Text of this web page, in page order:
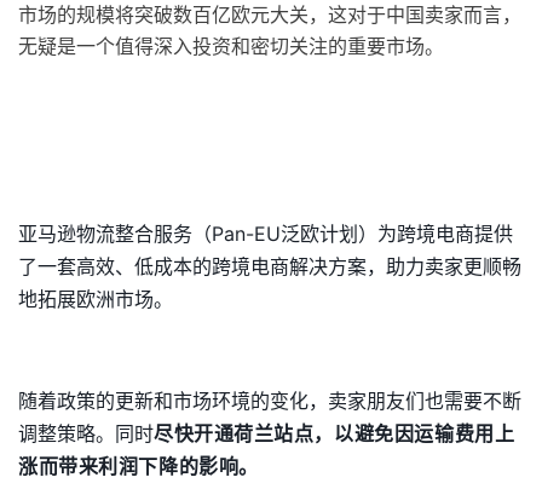
市场的规模将突破数百亿欧元大关，这对于中国卖家而言，
无疑是一个值得深入投资和密切关注的重要市场。
亚马逊物流整合服务（Pan-EU泛欧计划）为跨境电商提供
了一套高效、低成本的跨境电商解决方案，助力卖家更顺畅
地拓展欧洲市场。
随着政策的更新和市场环境的变化，卖家朋友们也需要不断
调整策略。同时尽快开通荷兰站点，以避免因运输费用上
涨而带来利润下降的影响。